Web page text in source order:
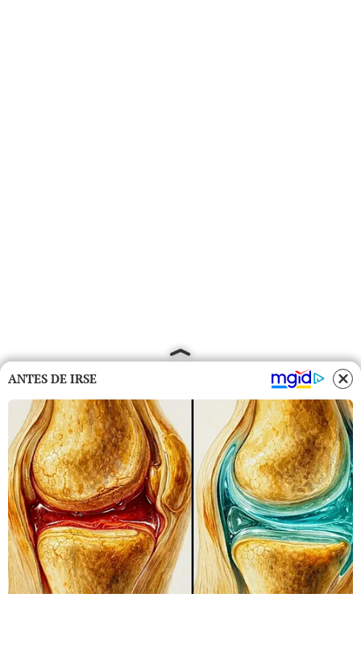
ANTES DE IRSE